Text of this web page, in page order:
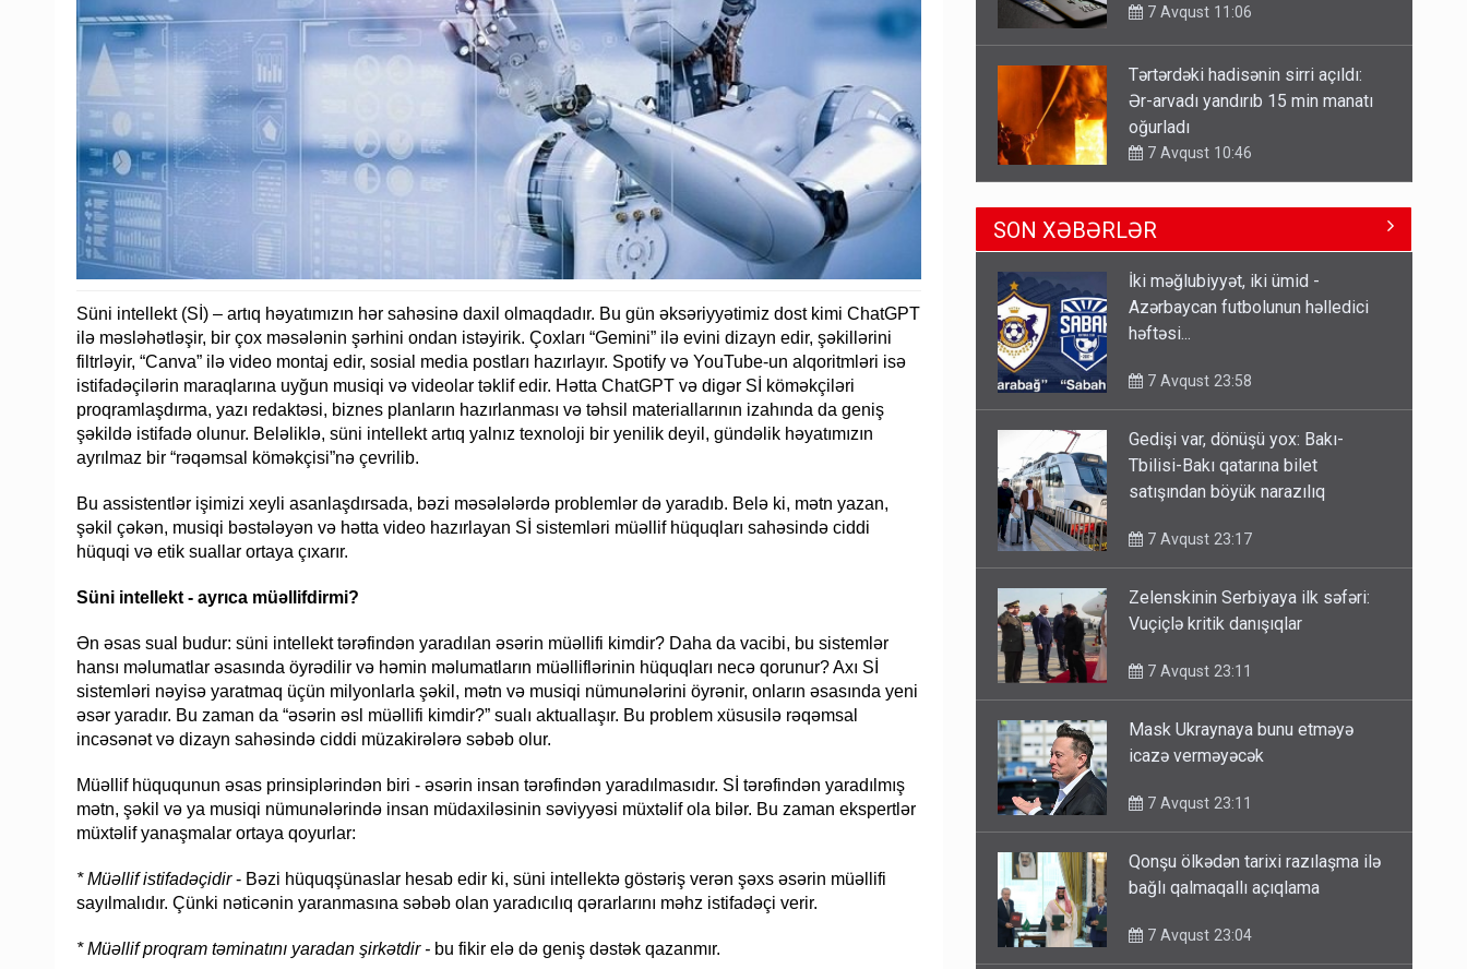
Süni intellekt (Sİ) – artıq həyatımızın hər sahəsinə daxil olmaqdadır. Bu gün əksəriyyətimiz dost kimi ChatGPT
ilə məsləhətləşir, bir çox məsələnin şərhini ondan istəyirik. Çoxları “Gemini” ilə evini dizayn edir, şəkillərini
filtrləyir, “Canva” ilə video montaj edir, sosial media postları hazırlayır. Spotify və YouTube-un alqoritmləri isə
istifadəçilərin maraqlarına uyğun musiqi və videolar təklif edir. Hətta ChatGPT və digər Sİ köməkçiləri
proqramlaşdırma, yazı redaktəsi, biznes planların hazırlanması və təhsil materiallarının izahında da geniş
şəkildə istifadə olunur. Beləliklə, süni intellekt artıq yalnız texnoloji bir yenilik deyil, gündəlik həyatımızın
ayrılmaz bir “rəqəmsal köməkçisi”nə çevrilib.
Bu assistentlər işimizi xeyli asanlaşdırsada, bəzi məsələlərdə problemlər də yaradıb. Belə ki, mətn yazan,
şəkil çəkən, musiqi bəstələyən və hətta video hazırlayan Sİ sistemləri müəllif hüquqları sahəsində ciddi
hüquqi və etik suallar ortaya çıxarır.
Süni intellekt - ayrıca müəllifdirmi?
Ən əsas sual budur: süni intellekt tərəfindən yaradılan əsərin müəllifi kimdir? Daha da vacibi, bu sistemlər
hansı məlumatlar əsasında öyrədilir və həmin məlumatların müəlliflərinin hüquqları necə qorunur? Axı Sİ
sistemləri nəyisə yaratmaq üçün milyonlarla şəkil, mətn və musiqi nümunələrini öyrənir, onların əsasında yeni
əsər yaradır. Bu zaman da “əsərin əsl müəllifi kimdir?” sualı aktuallaşır. Bu problem xüsusilə rəqəmsal
incəsənət və dizayn sahəsində ciddi müzakirələrə səbəb olur.
Müəllif hüququnun əsas prinsiplərindən biri - əsərin insan tərəfindən yaradılmasıdır. Sİ tərəfindən yaradılmış
mətn, şəkil və ya musiqi nümunələrində insan müdaxiləsinin səviyyəsi müxtəlif ola bilər. Bu zaman ekspertlər
müxtəlif yanaşmalar ortaya qoyurlar:
* Müəllif istifadəçidir- Bəzi hüquqşünaslar hesab edir ki, süni intellektə göstəriş verən şəxs əsərin müəllifi
sayılmalıdır. Çünki nəticənin yaranmasına səbəb olan yaradıcılıq qərarlarını məhz istifadəçi verir.
* Müəllif proqram təminatını yaradan şirkətdir - bu fikir elə də geniş dəstək qazanmır.
oğurladı
Əhaliyə hava ilə bağlı VACİB
XƏBƏRDARLIQ - Saat 11:00-dan…
7 Avqust 09:15
Gedişi var, dönüşü yox: Bakı-
Tbilisi-Bakı qatarına bilet
7 Avqust 23:17
Məhərrəmovun oğludur - DOSYE
Media və Yayım Şurasına əlavə
hüquq və vəzifələr verilib
SON XƏBƏRLƏR
İki məğlubiyyət, iki ümid -
Azərbaycan futbolunun həlledici
həftəsi...
7 Avqust 23:58
Gedişi var, dönüşü yox: Bakı-
Tbilisi-Bakı qatarına bilet
satışından böyük narazılıq
7 Avqust 23:17
Zelenskinin Serbiyaya ilk səfəri:
Vuçiçlə kritik danışıqlar
7 Avqust 23:11
Mask Ukraynaya bunu etməyə
icazə verməyəcək
7 Avqust 23:11
Qonşu ölkədən tarixi razılaşma ilə
bağlı qalmaqallı açıqlama
7 Avqust 23:04